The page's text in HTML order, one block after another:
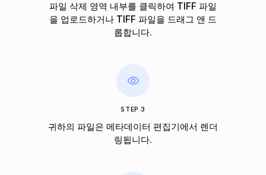
파일 삭제 영역 내부를 클릭하여 TIFF 파일
을 업로드하거나 TIFF 파일을 드래그 앤 드
롭합니다.
STEP 3
귀하의 파일은 메타데이터 편집기에서 렌더
링됩니다.